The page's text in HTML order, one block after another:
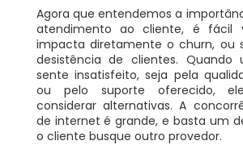
Agora que entendemos a
atendimento ao cliente, é fácil
impacta diretamente o churn, ou
desistência de clientes. Quando
sente insatisfeito, seja pela
ou pelo suporte oferecido,
considerar alternativas. A
de internet é grande, e basta um
o cliente busque outro provedor.